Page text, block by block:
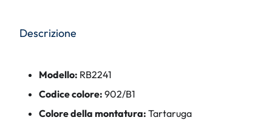
Descrizione
Modello: RB2241
Codice colore: 902/B1
Colore della montatura: Tartaruga